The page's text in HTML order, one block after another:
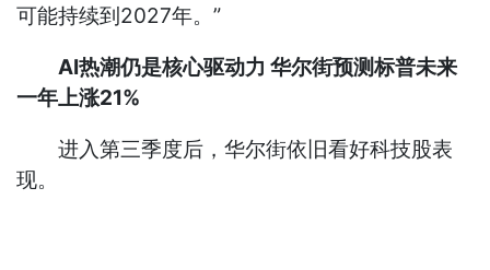
可能持续到2027年。”
AI热潮仍是核心驱动力 华尔街预测标普未来
一年上涨21%
进入第三季度后，华尔街依旧看好科技股表
现。